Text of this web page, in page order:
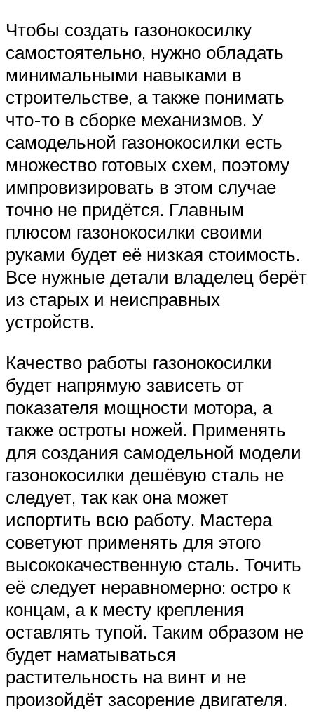
Чтобы создать газонокосилку
самостоятельно, нужно обладать
минимальными навыками в
строительстве, а также понимать
что-то в сборке механизмов. У
самодельной газонокосилки есть
множество готовых схем, поэтому
импровизировать в этом случае
точно не придётся. Главным
плюсом газонокосилки своими
руками будет её низкая стоимость.
Все нужные детали владелец берёт
из старых и неисправных
устройств.
Качество работы газонокосилки
будет напрямую зависеть от
показателя мощности мотора, а
также остроты ножей. Применять
для создания самодельной модели
газонокосилки дешёвую сталь не
следует, так как она может
испортить всю работу. Мастера
советуют применять для этого
высококачественную сталь. Точить
её следует неравномерно: остро к
концам, а к месту крепления
оставлять тупой. Таким образом не
будет наматываться
растительность на винт и не
произойдёт засорение двигателя.